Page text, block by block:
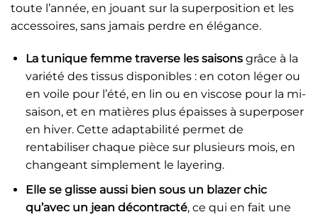
toute l’année, en jouant sur la superposition et les
accessoires, sans jamais perdre en élégance.
La tunique femme traverse les saisonsgrâce à la
variété des tissus disponibles : en coton léger ou
en voile pour l’été, en lin ou en viscose pour la mi-
saison, et en matières plus épaisses à superposer
en hiver. Cette adaptabilité permet de
rentabiliser chaque pièce sur plusieurs mois, en
changeant simplement le layering.
Elle se glisse aussi bien sous un blazer chic
qu’avec un jean décontracté, ce qui en fait une